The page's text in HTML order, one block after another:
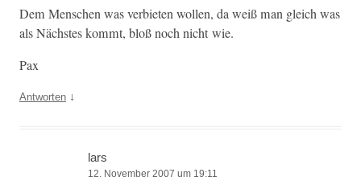
Dem Men­schen was ver­bi­eten wollen, da weiß man gle­ich was
als Näch­stes kommt, bloß noch nicht wie.
Pax
Antworten ↓
lars
12. November 2007 um 19:11